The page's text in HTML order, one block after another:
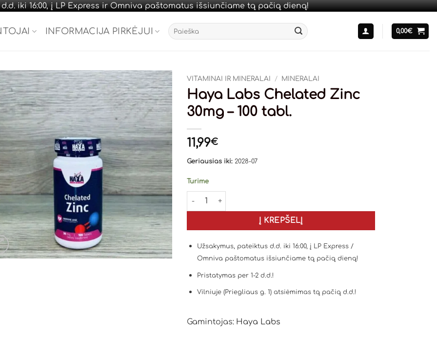
iki 16:00, į LP Express ir Omniva paštomatus išsiunčiame tą pačią dieną!
INFORMACIJA PIRKĖJUI Ieškoti:
0,00€
VITAMINAI IR MINERALAI / MINERALAI
Haya Labs Chelated Zinc
30mg – 100 tabl.
11,99€
Geriausias iki: 2028-07
Turime
produkto kiekis: Haya Labs Chelated Zinc 30mg - 100 tabl.
Į KREPŠELĮ
Užsakymus, pateiktus d.d. iki 16:00, į LP Express /
Omniva paštomatus išsiunčiame tą pačią dieną!
Pristatymas per 1-2 d.d.!
Vilniuje (Priegliaus g. 1) atsiėmimas tą pačią d.d.!
Gamintojas: Haya Labs